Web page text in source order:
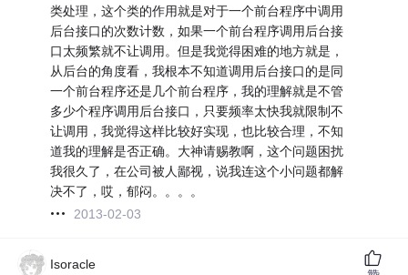
类处理，这个类的作用就是对于一个前台程序中调用
后台接口的次数计数，如果一个前台程序调用后台接
口太频繁就不让调用。但是我觉得困难的地方就是，
从后台的角度看，我根本不知道调用后台接口的是同
一个前台程序还是几个前台程序，我的理解就是不管
多少个程序调用后台接口，只要频率太快我就限制不
让调用，我觉得这样比较好实现，也比较合理，不知
道我的理解是否正确。大神请赐教啊，这个问题困扰
我很久了，在公司被人鄙视，说我连这个小问题都解
决不了，哎，郁闷。。。。
2013-02-03
Isoracle